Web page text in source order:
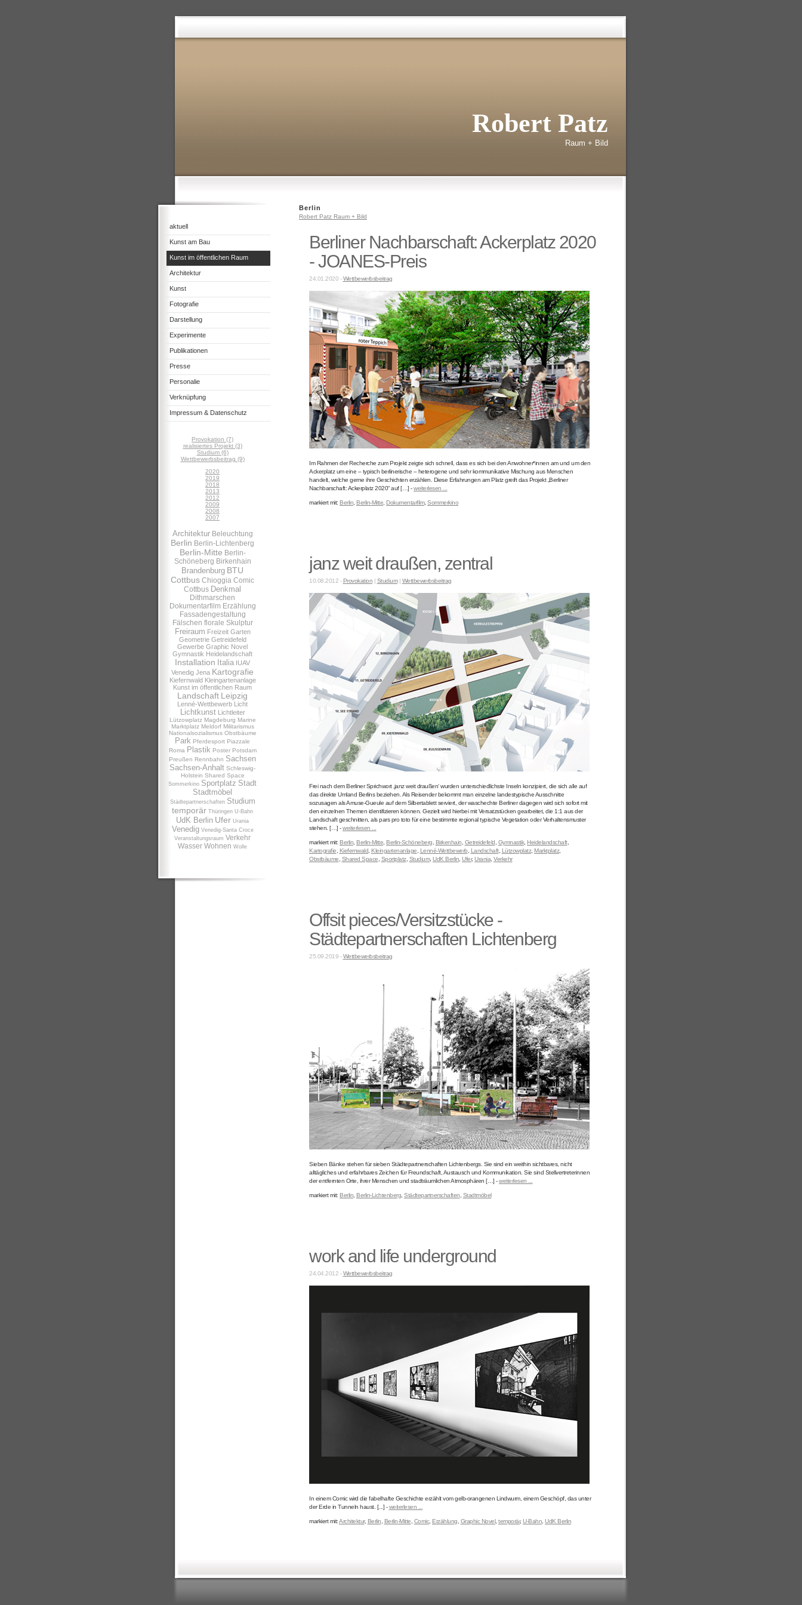
Robert Patz
Raum + Bild
aktuell
Kunst am Bau
Kunst im öffentlichen Raum
Architektur
Kunst
Fotografie
Darstellung
Experimente
Publikationen
Presse
Personalie
Verknüpfung
Impressum & Datenschutz
Provokation (7)
realisiertes Projekt (3)
Studium (6)
Wettbewerbsbeitrag (9)
2020
2019
2018
2013
2012
2009
2008
2007
Architektur Beleuchtung
Berlin Berlin-Lichtenberg
Berlin-Mitte Berlin-
Schöneberg Birkenhain
Brandenburg BTU
Cottbus Chioggia Comic
Cottbus Denkmal
Dithmarschen
Dokumentarfilm Erzählung
Fassadengestaltung
Fälschen florale Skulptur
Freiraum Freizeit Garten
Geometrie Getreidefeld
Gewerbe Graphic Novel
Gymnastik Heidelandschaft
Installation Italia IUAV
Venedig Jena Kartografie
Kiefernwald Kleingartenanlage
Kunst im öffentlichen Raum
Landschaft Leipzig
Lenné-Wettbewerb Licht
Lichtkunst Lichtleiter
Lützowplatz Magdeburg Marine
Marktplatz Meldorf Militarismus
Nationalsozialismus Obstbäume
Park Pferdesport Piazzale
Roma Plastik Poster Potsdam
Preußen Rennbahn Sachsen
Sachsen-Anhalt Schleswig-
Holstein Shared Space
Sommerkino Sportplatz Stadt
Stadtmöbel
Städtepartnerschaften Studium
temporär Thüringen U-Bahn
UdK Berlin Ufer Urania
Venedig Venedig-Santa Croce
Veranstaltungsraum Verkehr
Wasser Wohnen Wolle
Berlin
Robert Patz Raum + Bild
Berliner Nachbarschaft: Ackerplatz 2020
- JOANES-Preis
24.01.2020 -Wettbewerbsbeitrag
Im Rahmen der Recherche zum Projekt zeigte sich schnell, dass es sich bei den Anwohner*innen am und um den
Ackerplatz um eine – typisch berlinerische – heterogene und sehr kommunikative Mischung aus Menschen
handelt, welche gerne ihre Geschichten erzählen. Diese Erfahrungen am Platz greift das Projekt „Berliner
Nachbarschaft: Ackerplatz 2020“ auf […] -weiterlesen ...
markiert mit: Berlin Berlin-Mitte Dokumentarfilm, Sommerkino
janz weit draußen, zentral
10.08.2012 - Provokation | Studium| Wettbewerbsbeitrag
Frei nach dem Berliner Sprichwort ‚janz weit draußen‘ wurden unterschiedlichste Inseln konzipiert, die sich alle auf
das direkte Umland Berlins beziehen. Als Reisender bekommt man einzelne landestypische Ausschnitte
sozusagen als Amuse-Gueule auf dem Silbertablett serviert, der waschechte Berliner dagegen wird sich sofort mit
den einzelnen Themen identifizieren können. Gezielt wird hierbei mit Versatzstücken gearbeitet, die 1:1 aus der
Landschaft geschnitten, als pars pro toto für eine bestimmte regional typische Vegetation oder Verhaltensmuster
stehen. […] -weiterlesen ...
markiert mit: Berlin Berlin-Mitte Berlin-Schöneberg Birkenhain Getreidefeld Gymnastik, Heidelandschaft,
Kartografie
Kiefernwald Kleingartenanlage Lenné-Wettbewerb Landschaft, Lützowplatz, Marktplatz,
Obstbäume Shared Space Sportplatz, Studium, UdK Berlin Ufer, Urania Verkehr
Offsit pieces/Versitzstücke -
Städtepartnerschaften Lichtenberg
25.09.2019 -Wettbewerbsbeitrag
Sieben Bänke stehen für sieben Städtepartnerschaften Lichtenbergs. Sie sind ein weithin sichtbares, nicht
alltägliches und erfahrbares Zeichen für Freundschaft, Austausch und Kommunikation. Sie sind Stellvertreterinnen
der entfernten Orte, ihrer Menschen und stadträumlichen Atmosphären […] -weiterlesen ...
markiert mit: Berlin Berlin-Lichtenberg Städtepartnerschaften Stadtmöbel
work and life underground
24.04.2012 -Wettbewerbsbeitrag
In einem Comic wird die fabelhafte Geschichte erzählt vom gelb-orangenen Lindwurm, einem Geschöpf, das unter
der Erde in Tunneln haust. [...] -weiterlesen ...
markiert mit:Architektur, Berlin Berlin-Mitte Comic, Erzählung Graphic Novel, temporär, U-Bahn UdK Berlin